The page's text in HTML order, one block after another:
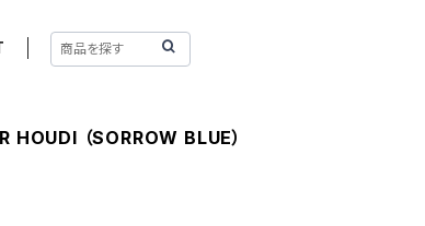
（SORROW BLUE）